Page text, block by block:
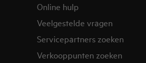
Online hulp
Veelgestelde vragen
Servicepartners zoeken
Verkooppunten zoeken